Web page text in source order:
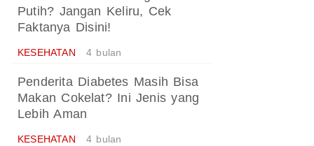
Putih? Jangan Keliru, Cek
Faktanya Disini!
KESEHATAN 4 bulan
Penderita Diabetes Masih Bisa
Makan Cokelat? Ini Jenis yang
Lebih Aman
KESEHATAN 4 bulan